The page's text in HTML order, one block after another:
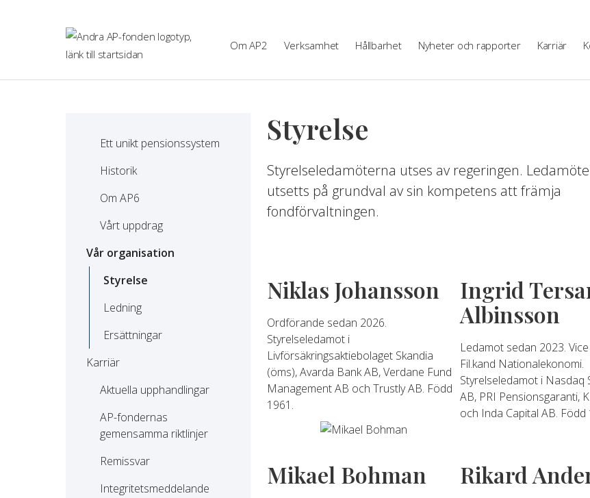
Hoppa till innehåll
Om AP2 Verksamhet Hållbarhet Nyheter och rapporter Karriär
Ett unikt pensionssystem
Historik
Om AP6
Vårt uppdrag
Vår organisation
Styrelse
Ledning
Ersättningar
Karriär
Aktuella upphandlingar
AP-fondernas
gemensamma riktlinjer
Remissvar
Integritetsmeddelande
Styrelse
Styrelseledamöterna utses av regeringen.
utsetts på grundval av sin kompetens att främja
fondförvaltningen.
Niklas Johansson
Ordförande sedan 2026.
Styrelseledamot i
Livförsäkringsaktiebolaget Skandia
(öms), Avarda Bank AB, Verdane Fund
Management AB och Trustly AB. Född
1961.
Ingrid
Albinsson
Ledamot sedan 2023.
Fil.kand Nationalekonomi.
Styrelseledamot i Nasdaq
AB, PRI Pensionsgaranti,
och Inda Capital AB. Född
Mikael Bohman Rikard